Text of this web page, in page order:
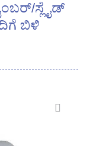
ಸ್ಲೈಡ್
ಬಿಳಿ